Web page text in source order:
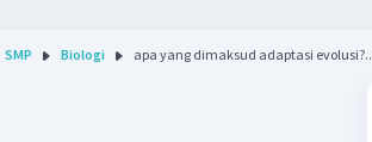
SMP Biologi apa yang dimaksud adaptasi